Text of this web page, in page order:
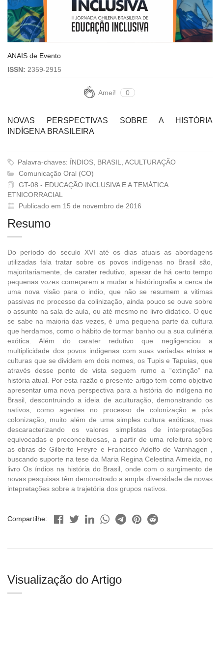
ANAIS de Evento
ISSN: 2359-2915
Amei! 0
NOVAS PERSPECTIVAS SOBRE A HISTÓRIA
INDÍGENA BRASILEIRA
Palavra-chaves: ÍNDIOS, BRASIL, ACULTURAÇÃO
Comunicação Oral (CO)
GT-08 - EDUCAÇÃO INCLUSIVA E A TEMÁTICA
ETNICORRACIAL
Publicado em 15 de novembro de 2016
Resumo
Do período do seculo XVI até os dias atuais as abordagens
utilizadas fala tratar sobre os povos indígenas no Brasil são,
majoritariamente, de carater redutivo, apesar de há certo tempo
pequenas vozes começarem a mudar a históriografia a cerca de
uma nova visão para o indio, que não se resumem a vitimas
passivas no processo da colinização, ainda pouco se ouve sobre
o assunto na sala de aula, ou até mesmo no livro didatico. O que
se sabe na maioria das vezes, é uma pequena parte da cultura
que herdamos, como o hábito de tormar banho ou a sua culinéria
exótica. Além do carater redutivo que negligenciou a
multiplicidade dos povos indigenas com suas variadas etnias e
culturas que se dividem em dois nomes, os Tupis e Tapuias, que
através desse ponto de vista seguem rumo a “extinção” na
história atual. Por esta razão o presente artigo tem como objetivo
apresentar uma nova perspectiva para a história do indígena no
Brasil, descontruindo a ideia de aculturação, demonstrando os
nativos, como agentes no processo de colonização e pós
colonização, muito além de uma simples cultura exóticas, mas
descaracterizando os valores simplistas de interpretações
equivocadas e preconceituosas, a partir de uma releitura sobre
as obras de Gilberto Freyre e Francisco Adolfo de Varnhagen ,
buscando suporte na tese da Maria Regina Celestina Almeida, no
livro Os índios na história do Brasil, onde com o surgimento de
novas pesquisas têm demonstrado a ampla diversidade de novas
intepretações sobre a trajetória dos grupos nativos.
Compartilhe:
Visualização do Artigo